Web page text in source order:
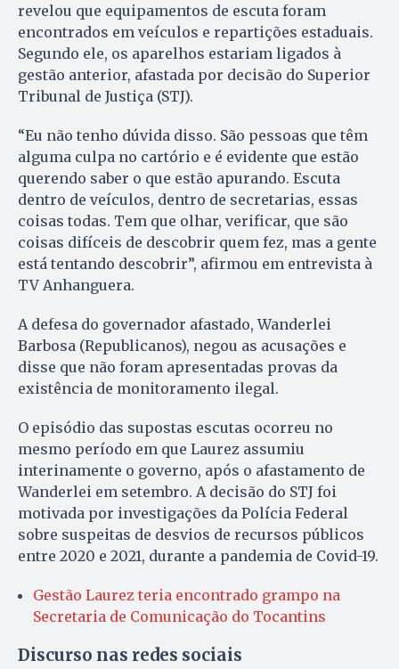
revelou que equipamentos de escuta foram
encontrados em veículos e repartições estaduais.
Segundo ele, os aparelhos estariam ligados à
gestão anterior, afastada por decisão do Superior
Tribunal de Justiça (STJ).
“Eu não tenho dúvida disso. São pessoas que têm
alguma culpa no cartório e é evidente que estão
querendo saber o que estão apurando. Escuta
dentro de veículos, dentro de secretarias, essas
coisas todas. Tem que olhar, verificar, que são
coisas difíceis de descobrir quem fez, mas a gente
está tentando descobrir”, afirmou em entrevista à
TV Anhanguera.
A defesa do governador afastado, Wanderlei
Barbosa (Republicanos), negou as acusações e
disse que não foram apresentadas provas da
existência de monitoramento ilegal.
O episódio das supostas escutas ocorreu no
mesmo período em que Laurez assumiu
interinamente o governo, após o afastamento de
Wanderlei em setembro. A decisão do STJ foi
motivada por investigações da Polícia Federal
sobre suspeitas de desvios de recursos públicos
entre 2020 e 2021, durante a pandemia de Covid-19.
Gestão Laurez teria encontrado grampo na
Secretaria de Comunicação do Tocantins
Discurso nas redes sociais